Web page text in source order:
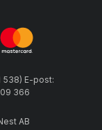
538) E-post:
366
AB